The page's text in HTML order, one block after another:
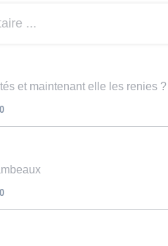
...
et maintenant elle les renies
0
0